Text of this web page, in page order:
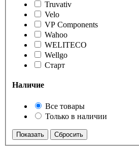
Truvativ
Velo
VP Components
Wahoo
WELITECO
Wellgo
Старт
Наличие
Все товары
Только в наличии